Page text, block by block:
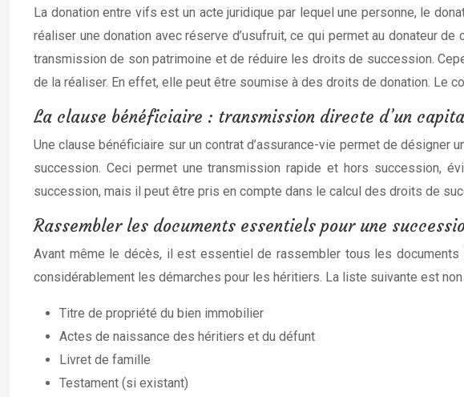
La donation entre vifs est un acte juridique par lequel une personne, le
réaliser une donation avec réserve d’usufruit, ce qui permet au donateur
transmission de son patrimoine et de réduire les droits de succession.
de la réaliser. En effet, elle peut être soumise à des droits de donation. Le
La clause bénéficiaire : transmission directe d’un
Une clause bénéficiaire sur un contrat d’assurance-vie permet de
succession. Ceci permet une transmission rapide et hors succession,
succession, mais il peut être pris en compte dans le calcul des droits de
Rassembler les documents essentiels pour une
Avant même le décès, il est essentiel de rassembler tous les
considérablement les démarches pour les héritiers. La liste suivante est
Titre de propriété du bien immobilier
Actes de naissance des héritiers et du défunt
Livret de famille
Testament (si existant)